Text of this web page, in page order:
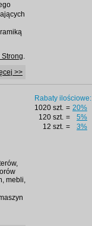
.
>>
mebli,
Rabaty ilościowe:
1020 szt. = 20%
120 szt. =
5%
12 szt. = 3%